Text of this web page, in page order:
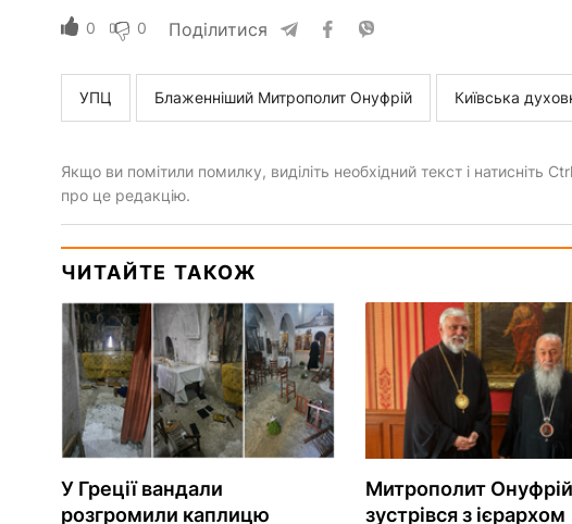
0 0 Поділитися
УПЦ Блаженніший Митрополит Онуфрій Київська
Якщо ви помітили помилку, виділіть необхідний текст і натисніть
про це редакцію.
ЧИТАЙТЕ ТАКОЖ
У Греції вандали
розгромили каплицю
Митрополит Онуфрій
зустрівся з ієрархом